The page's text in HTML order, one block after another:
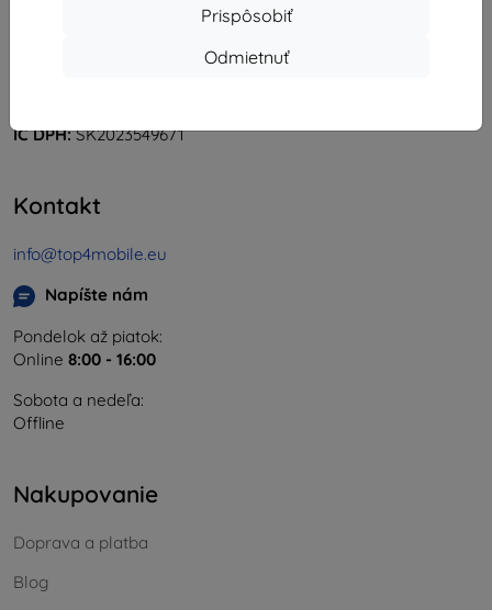
Prispôsobiť
Odmietnuť
Ulica Rudolfa Mocka 3750/2A
IČ DPH:SK2023549671
Kontakt
info@top4mobile.eu
Napíšte nám
Pondelok až piatok:
Online 8:00 - 16:00
Sobota a nedeľa:
Offline
Nakupovanie
Doprava a platba
Blog